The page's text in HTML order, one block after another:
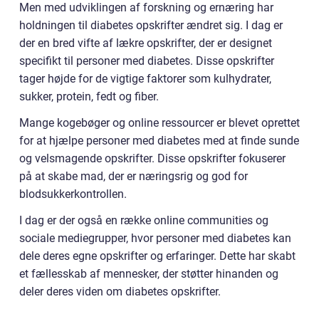
Men med udviklingen af forskning og ernæring har
holdningen til diabetes opskrifter ændret sig. I dag er
der en bred vifte af lækre opskrifter, der er designet
specifikt til personer med diabetes. Disse opskrifter
tager højde for de vigtige faktorer som kulhydrater,
sukker, protein, fedt og fiber.
Mange kogebøger og online ressourcer er blevet oprettet
for at hjælpe personer med diabetes med at finde sunde
og velsmagende opskrifter. Disse opskrifter fokuserer
på at skabe mad, der er næringsrig og god for
blodsukkerkontrollen.
I dag er der også en række online communities og
sociale mediegrupper, hvor personer med diabetes kan
dele deres egne opskrifter og erfaringer. Dette har skabt
et fællesskab af mennesker, der støtter hinanden og
deler deres viden om diabetes opskrifter.